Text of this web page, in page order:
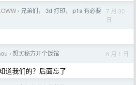
› 兄弟们， 3d 打印， p1s 有必要
7 月 30
日
› 想买秘方开个饭馆 6 月 1 日
道我们的？后面忘了